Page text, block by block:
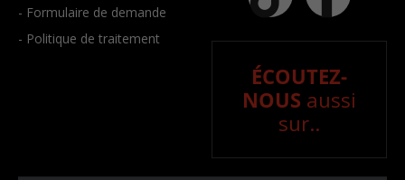
- Formulaire de demande
- Politique de traitement
ÉCOUTEZ-
NOUS aussi
sur..